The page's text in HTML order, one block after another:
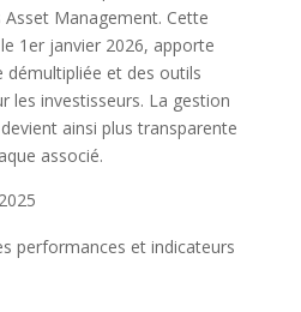
Management. Cette
1er janvier 2026, apporte
démultipliée et des outils
les investisseurs. La gestion
devient ainsi plus transparente
associé.
performances et indicateurs